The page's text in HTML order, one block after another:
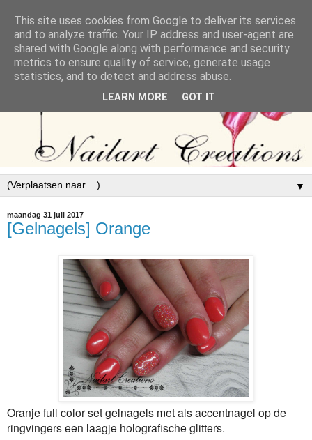
▼
maandag 31 juli 2017
[Gelnagels] Orange
Oranje full color set gelnagels met als accentnagel op de
ringvingers een laagje holografische glitters.
This site uses cookies from Google to deliver its services
and to analyze traffic. Your IP address and user-agent are
shared with Google along with performance and security
metrics to ensure quality of service, generate usage
statistics, and to detect and address abuse.
LEARN MORE GOT IT